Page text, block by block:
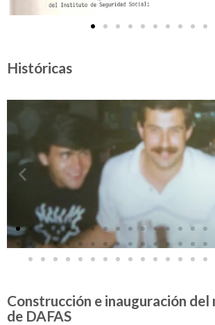
Históricas
Construcción e inauguración
de DAFAS